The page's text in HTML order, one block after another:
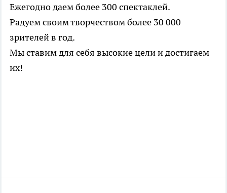
Ежегодно даем более 300 спектаклей.
Радуем своим творчеством более 30 000
зрителей в год.
Мы ставим для себя высокие цели и достигаем
их!